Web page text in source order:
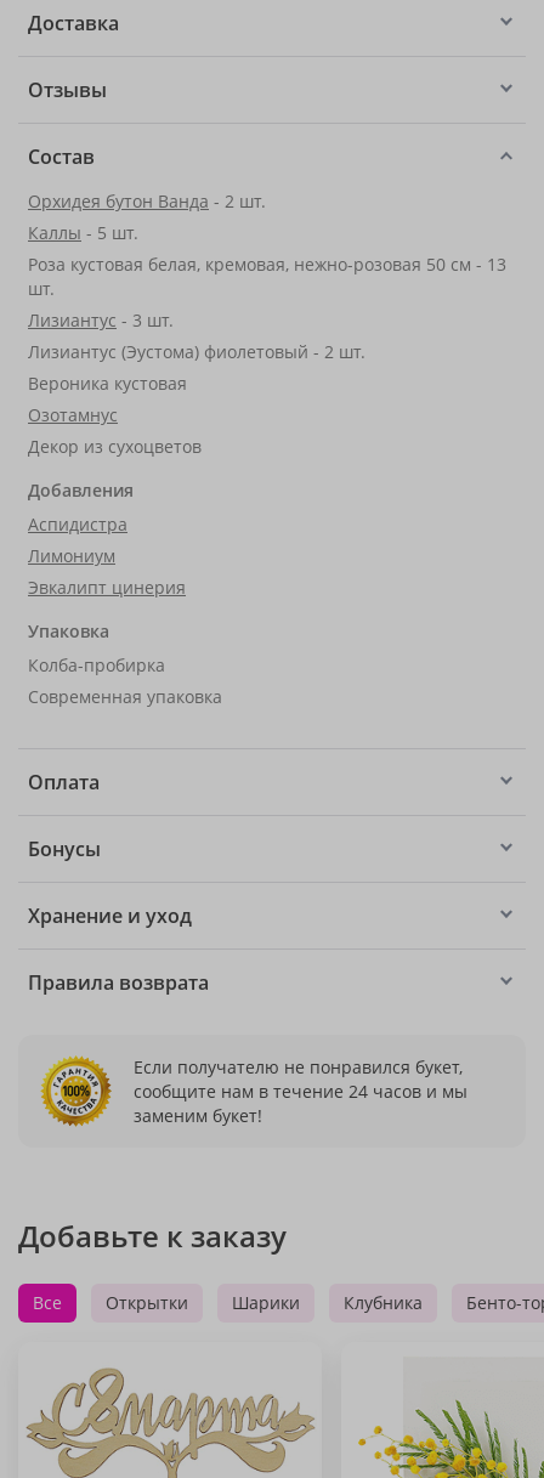
Доставка
Отзывы
Состав
Орхидея бутон Ванда - 2 шт.
Каллы - 5 шт.
Роза кустовая белая, кремовая, нежно-розовая 50 см - 13
шт.
Лизиантус - 3 шт.
Лизиантус (Эустома) фиолетовый - 2 шт.
Вероника кустовая
Озотамнус
Декор из сухоцветов
Добавления
Аспидистра
Лимониум
Эвкалипт цинерия
Упаковка
Колба-пробирка
Современная упаковка
Оплата
Бонусы
Хранение и уход
Правила возврата
Если получателю не понравился букет,
сообщите нам в течение 24 часов и мы
заменим букет!
Добавьте к заказу
Все Открытки Шарики Клубника Бенто-